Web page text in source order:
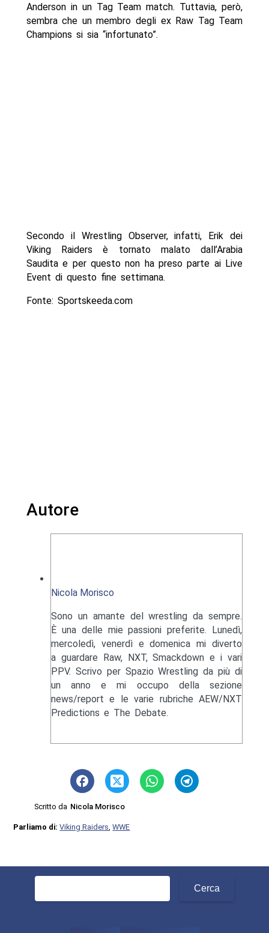
Anderson in un Tag Team match. Tuttavia, però,
sembra che un membro degli ex Raw Tag Team
Champions si sia “infortunato”.
Secondo il Wrestling Observer, infatti, Erik dei
Viking Raiders è tornato malato dall’Arabia
Saudita e per questo non ha preso parte ai Live
Event di questo fine settimana.
Fonte: Sportskeeda.com
Autore
Nicola Morisco
Sono un amante del wrestling da sempre.
È una delle mie passioni preferite. Lunedì,
mercoledì, venerdì e domenica mi diverto
a guardare Raw, NXT, Smackdown e i vari
PPV. Scrivo per Spazio Wrestling da più di
un anno e mi occupo della sezione
news/report e le varie rubriche AEW/NXT
Predictions e The Debate.
Scritto da Nicola Morisco
Parliamo di:Viking Raiders ,WWE